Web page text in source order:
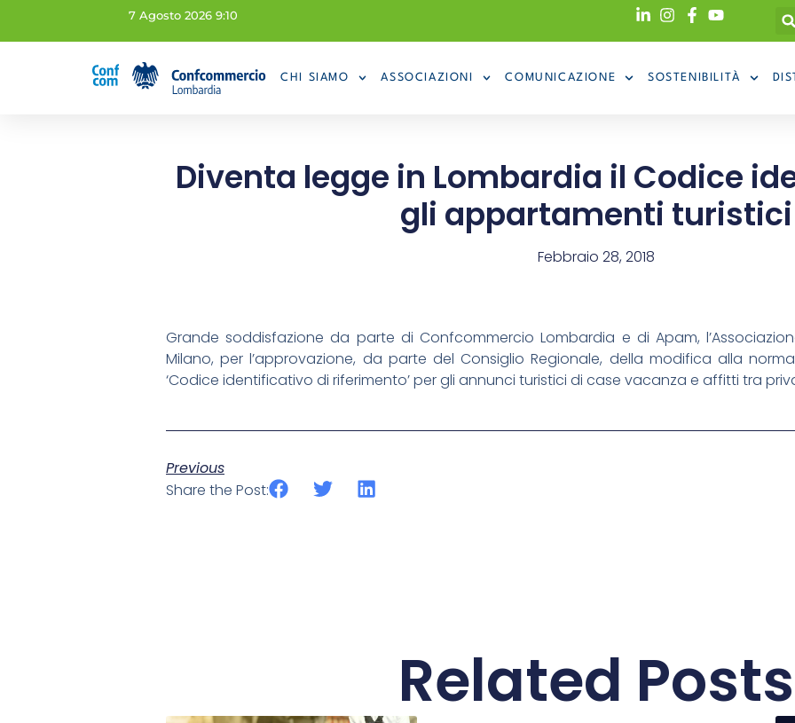
7 Agosto 2026 9:10
CHI SIAMO ASSOCIAZIONI COMUNICAZIONE SOSTENIBILITÀ
Diventa legge in Lombardia il Codice
gli appartamenti turistici
Febbraio 28, 2018
Grande soddisfazione da parte di Confcommercio Lombardia e di Apam,
Milano, per l’approvazione, da parte del Consiglio Regionale, della modifica alla
‘Codice identificativo di riferimento’ per gli annunci turistici di case vacanza e affitti tra
Previous
Share the Post:
Related Posts